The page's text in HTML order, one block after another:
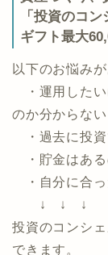
資産づくり、
「投資のコ
ギフト最大
以下のお悩み
・運用したい
・過去に投資